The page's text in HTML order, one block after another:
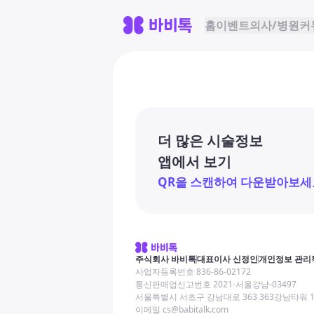
홈이벤트의사/병원커
더 많은 시술정보
앱에서 보기
QR을 스캔하여 다운받아보세
주식회사 바비톡대표이사 신정인개인정보 관리
사업자등록번호 836-86-02172
통신판매업신고번호 2021-서울강남-03497
서울특별시 서초구 강남대로 363 363강남타워
이메일 cs@babitalk.com